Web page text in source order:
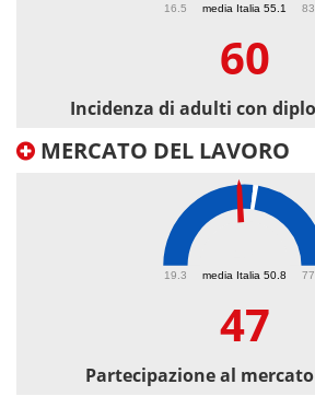
media Italia 55.1
16.5
60
Incidenza di adulti con
MERCATO DEL LAVORO
media Italia 50.8
19.3
47
Partecipazione al